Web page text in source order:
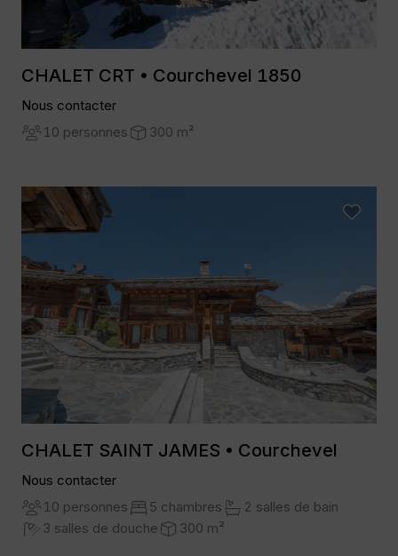
CHALET CRT • Courchevel 1850
Nous contacter
10 personnes
300 m²
CHALET SAINT JAMES • Courchevel
Nous contacter
10 personnes
5 chambres
2 salles de bain
3 salles de douche
300 m²